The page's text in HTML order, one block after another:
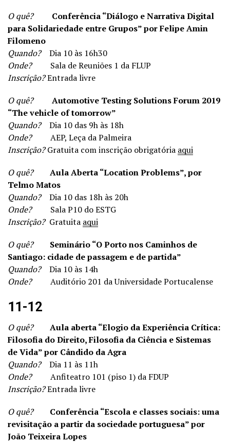
O quê?
Conferência “Diálogo e Narrativa Digital
para Solidariedade entre Grupos” por Felipe Amin
Filomeno
Quando?Dia 10 às 16h30
Onde?Sala de Reuniões 1 da FLUP
Inscrição?Entrada livre
O quê?
Automotive Testing Solutions Forum 2019
“The vehicle of tomorrow”
Quando?Dia 10 das 9h às 18h
Onde?AEP, Leça da Palmeira
Inscrição?Gratuita com inscrição obrigatória aqui
O quê?
Aula Aberta “Location Problems”, por
Telmo Matos
Quando?Dia 10 das 18h às 20h
Onde?Sala P10 do ESTG
Inscrição?Gratuita aqui
O quê?
Seminário “O Porto nos Caminhos de
Santiago: cidade de passagem e de partida”
Quando?Dia 10 às 14h
Onde?Auditório 201 da Universidade Portucalense
11-12
O quê?
Aula aberta “Elogio da Experiência Crítica:
Filosofia do Direito, Filosofia da Ciência e Sistemas
de Vida” por Cândido da Agra
Quando?Dia 11 às 11h
Onde?Anfiteatro 101 (piso 1) da FDUP
Inscrição?Entrada livre
O quê?
Conferência “Escola e classes sociais: uma
revisitação a partir da sociedade portuguesa” por
João Teixeira Lopes